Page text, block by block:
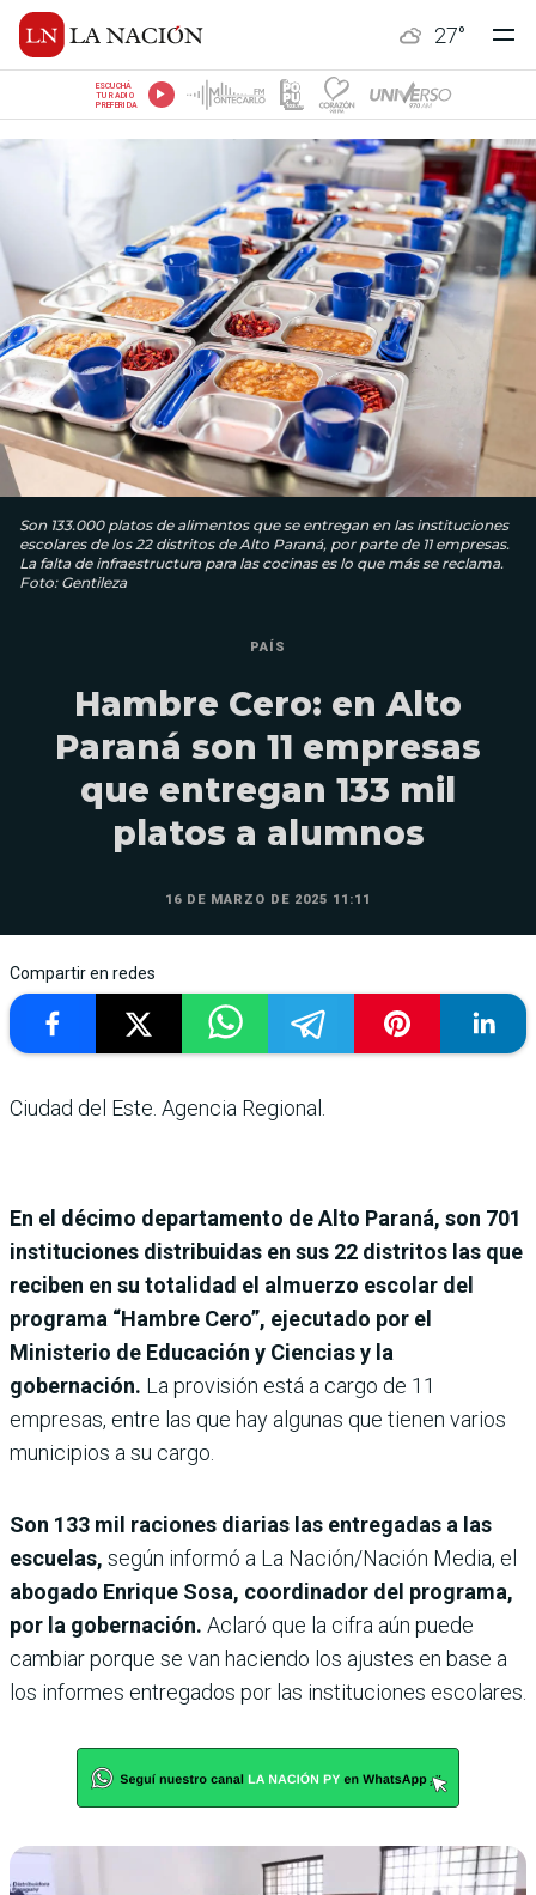
27°
ESCUCHÁ
TU RADIO
PREFERIDA
Son 133.000 platos de alimentos que se entregan en las instituciones
escolares de los 22 distritos de Alto Paraná, por parte de 11 empresas.
La falta de infraestructura para las cocinas es lo que más se reclama.
Foto: Gentileza
PAÍS
Hambre Cero: en Alto
Paraná son 11 empresas
que entregan 133 mil
platos a alumnos
16 DE MARZO DE 2025 11:11
Compartir en redes
Ciudad del Este. Agencia Regional.
En el décimo departamento de Alto Paraná, son 701
instituciones distribuidas en sus 22 distritos las que
reciben en su totalidad el almuerzo escolar del
programa “Hambre Cero”, ejecutado por el
Ministerio de Educación y Ciencias y la
gobernación. La provisión está a cargo de 11
empresas, entre las que hay algunas que tienen varios
municipios a su cargo.
Son 133 mil raciones diarias las entregadas a las
escuelas, según informó a La Nación/Nación Media, el
abogado Enrique Sosa, coordinador del programa,
por la gobernación. Aclaró que la cifra aún puede
cambiar porque se van haciendo los ajustes en base a
los informes entregados por las instituciones escolares.